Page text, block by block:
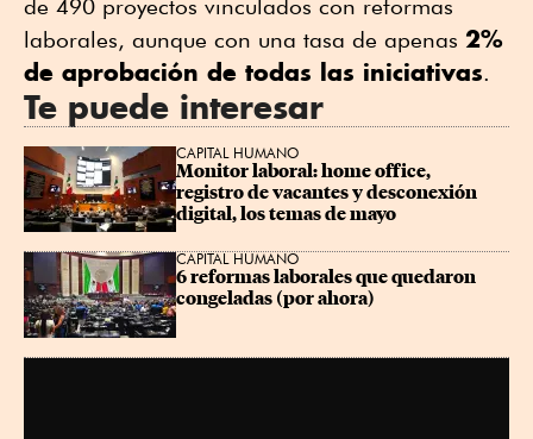
de 490 proyectos vinculados con reformas
laborales, aunque con una tasa de apenas 2%
de aprobación de todas las iniciativas.
Te puede interesar
CAPITAL HUMANO
Monitor laboral: home office,
registro de vacantes y desconexión
digital, los temas de mayo
CAPITAL HUMANO
6 reformas laborales que quedaron
congeladas (por ahora)